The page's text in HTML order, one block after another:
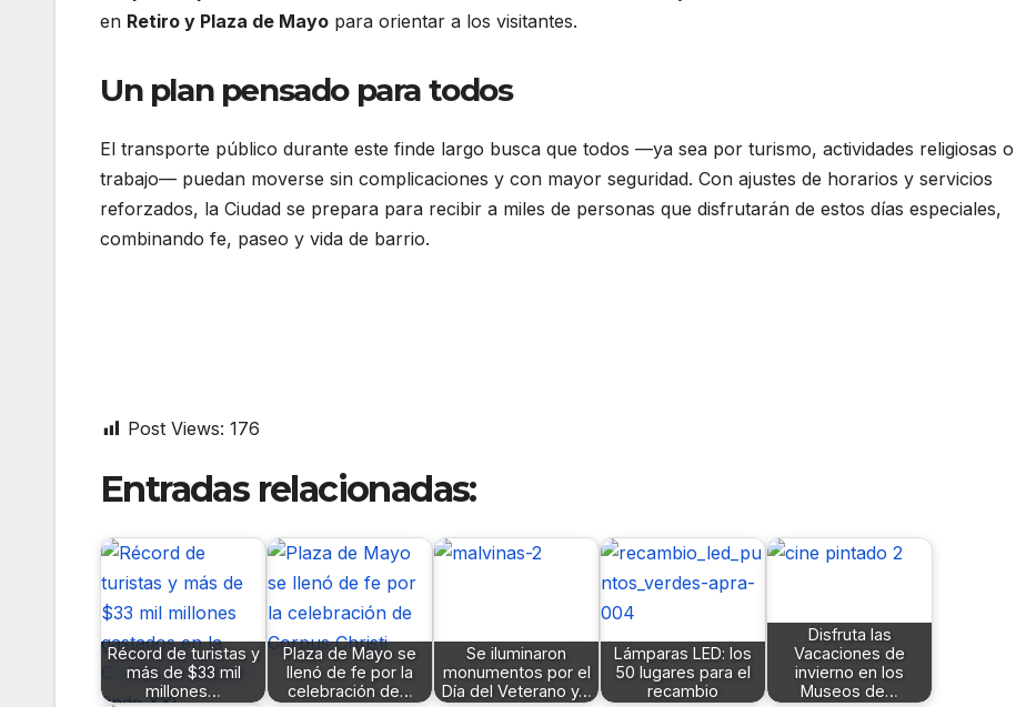
en Retiro y Plaza de Mayo para orientar a los visitantes.
Un plan pensado para todos
El transporte público durante este finde largo busca que todos —ya sea por turismo, actividades religiosas o
trabajo— puedan moverse sin complicaciones y con mayor seguridad. Con ajustes de horarios y servicios
reforzados, la Ciudad se prepara para recibir a miles de personas que disfrutarán de estos días especiales,
combinando fe, paseo y vida de barrio.
Post Views: 176
Entradas relacionadas:
Récord de turistas y
más de $33 mil
millones…
Plaza de Mayo se
llenó de fe por la
celebración de…
Se iluminaron
monumentos por el
Día del Veterano y…
Lámparas LED: los
50 lugares para el
recambio
Disfruta las
Vacaciones de
invierno en los
Museos de…